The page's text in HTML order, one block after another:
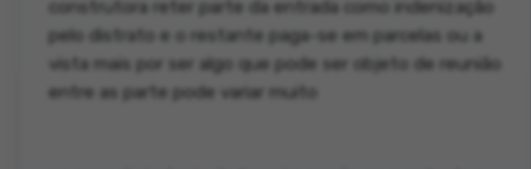
construtora reter parte da entrada como indenização
pelo distrato e o restante paga-se em parcelas ou a
vista mais por ser algo que pode ser objeto de reunião
entre as parte pode variar muito